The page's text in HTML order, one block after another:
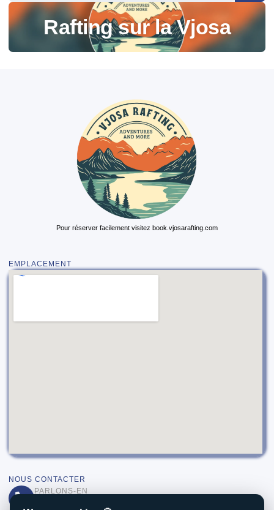
Rafting sur la Vjosa
Pour réserver facilement visitez book.vjosarafting.com
EMPLACEMENT
NOUS CONTACTER
PARLONS-EN